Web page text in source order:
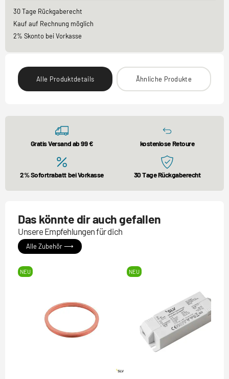
30 Tage Rückgaberecht
Kauf auf Rechnung möglich
2% Skonto bei Vorkasse
Alle Produktdetails Ähnliche Produkte
Gratis Versand ab 99 € kostenlose Retoure
2% Sofortrabatt bei Vorkasse 30 Tage Rückgaberecht
Das könnte dir auch gefallen
Unsere Empfehlungen für dich
Alle Zubehör ⟶
NEU NEU